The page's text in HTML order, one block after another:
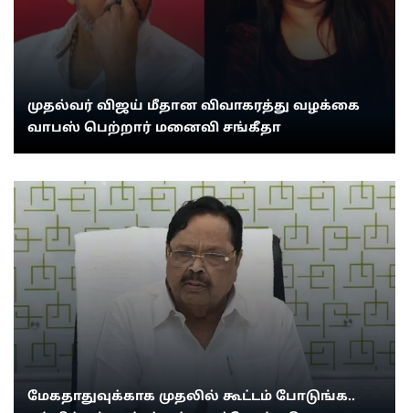
முதல்வர் விஜய் மீதான விவாகரத்து வழக்கை
வாபஸ் பெற்றார் மனைவி சங்கீதா
மேகதாதுவுக்காக முதலில் கூட்டம் போடுங்க..